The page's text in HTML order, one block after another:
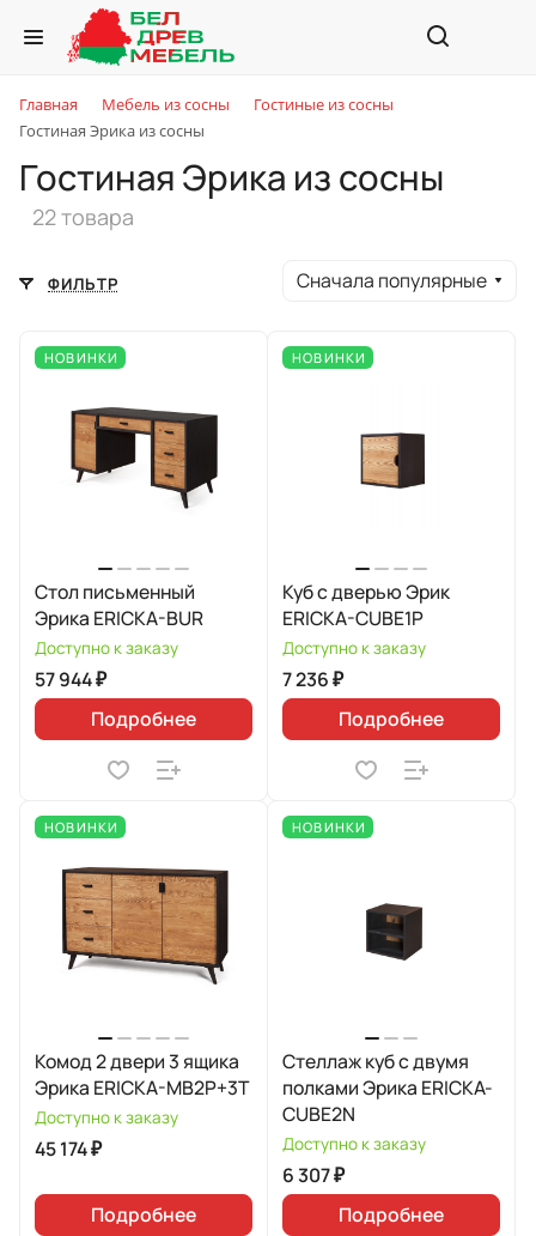
Главная Мебель из сосны
Гостиные из сосны
Гостиная Эрика из сосны
Гостиная Эрика из сосны
22 товара
ФИЛЬТР Сначала популярные
НОВИНКИ
Стол письменный
Эрика ERICKA-BUR
Доступно к заказу
57 944 ₽
Подробнее
НОВИНКИ
Куб с дверью Эрик
ERICKA-CUBE1P
Доступно к заказу
7 236 ₽
Подробнее
НОВИНКИ
Комод 2 двери 3 ящика
Эрика ERICKA-MB2P+3T
Доступно к заказу
45 174 ₽
Подробнее
НОВИНКИ
Стеллаж куб с двумя
полками Эрика ERICKA-
CUBE2N
Доступно к заказу
6 307 ₽
Подробнее